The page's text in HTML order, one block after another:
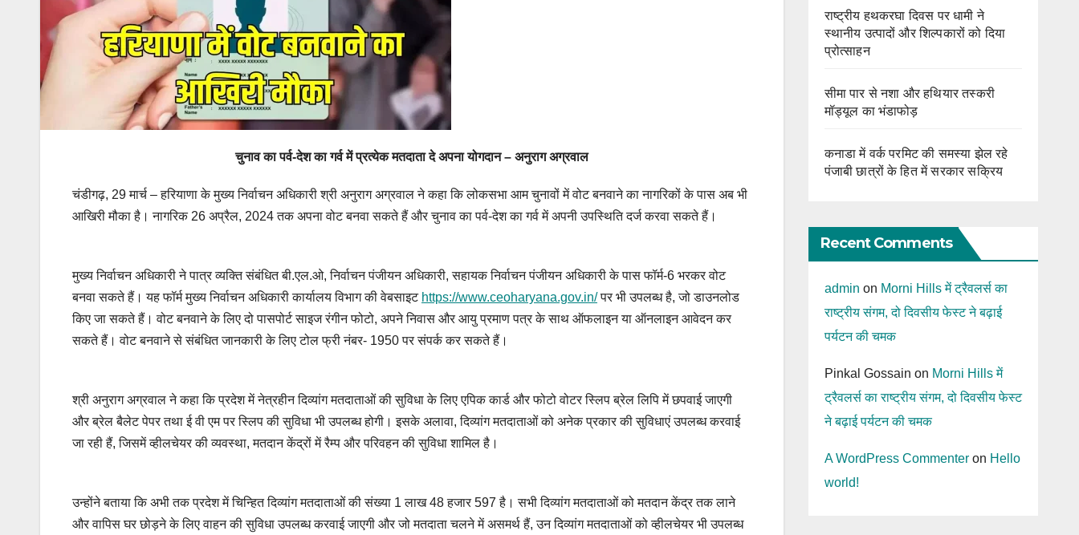
चुनाव का पर्व-देश का गर्व में प्रत्येक मतदाता दे अपना योगदान – अनुराग अग्रवाल
चंडीगढ़, 29 मार्च – हरियाणा के मुख्य निर्वाचन अधिकारी श्री अनुराग अग्रवाल ने कहा कि लोकसभा आम चुनावों में वोट बनवाने का नागरिकों के पास अब भी
आखिरी मौका है। नागरिक 26 अप्रैल, 2024 तक अपना वोट बनवा सकते हैं और चुनाव का पर्व-देश का गर्व में अपनी उपस्थिति दर्ज करवा सकते हैं।
मुख्य निर्वाचन अधिकारी ने पात्र व्यक्ति संबंधित बी.एल.ओ, निर्वाचन पंजीयन अधिकारी, सहायक निर्वाचन पंजीयन अधिकारी के पास फॉर्म-6 भरकर वोट
बनवा सकते हैं। यह फॉर्म मुख्य निर्वाचन अधिकारी कार्यालय विभाग की वेबसाइट https://www.ceoharyana.gov.in/पर भी उपलब्ध है, जो डाउनलोड
किए जा सकते हैं। वोट बनवाने के लिए दो पासपोर्ट साइज रंगीन फोटो, अपने निवास और आयु प्रमाण पत्र के साथ ऑफलाइन या ऑनलाइन आवेदन कर
सकते हैं। वोट बनवाने से संबंधित जानकारी के लिए टोल फ्री नंबर- 1950 पर संपर्क कर सकते हैं।
श्री अनुराग अग्रवाल ने कहा कि प्रदेश में नेत्रहीन दिव्यांग मतदाताओं की सुविधा के लिए एपिक कार्ड और फोटो वोटर स्लिप ब्रेल लिपि में छपवाई जाएगी
और ब्रेल बैलेट पेपर तथा ई वी एम पर स्लिप की सुविधा भी उपलब्ध होगी। इसके अलावा, दिव्यांग मतदाताओं को अनेक प्रकार की सुविधाएं उपलब्ध करवाई
जा रही हैं, जिसमें व्हीलचेयर की व्यवस्था, मतदान केंद्रों में रैम्प और परिवहन की सुविधा शामिल है।
उन्होंने बताया कि अभी तक प्रदेश में चिन्हित दिव्यांग मतदाताओं की संख्या 1 लाख 48 हजार 597 है। सभी दिव्यांग मतदाताओं को मतदान केंद्र तक लाने
और वापिस घर छोड़ने के लिए वाहन की सुविधा उपलब्ध करवाई जाएगी और जो मतदाता चलने में असमर्थ हैं, उन दिव्यांग मतदाताओं को व्हीलचेयर भी उपलब्ध
राष्ट्रीय हथकरघा दिवस पर धामी ने
स्थानीय उत्पादों और शिल्पकारों को दिया
प्रोत्साहन
सीमा पार से नशा और हथियार तस्करी
मॉड्यूल का भंडाफोड़
कनाडा में वर्क परमिट की समस्या झेल रहे
पंजाबी छात्रों के हित में सरकार सक्रिय
Recent Comments
admin on Morni Hills में ट्रैवलर्स का
राष्ट्रीय संगम, दो दिवसीय फेस्ट ने बढ़ाई
पर्यटन की चमक
Pinkal Gossain on Morni Hills में
ट्रैवलर्स का राष्ट्रीय संगम, दो दिवसीय फेस्ट
ने बढ़ाई पर्यटन की चमक
A WordPress Commenteron Hello
world!